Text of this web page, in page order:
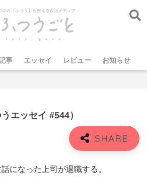
事 エッセイ レビュー お知らせ
エッセイ #544）
になった上司が退職する。